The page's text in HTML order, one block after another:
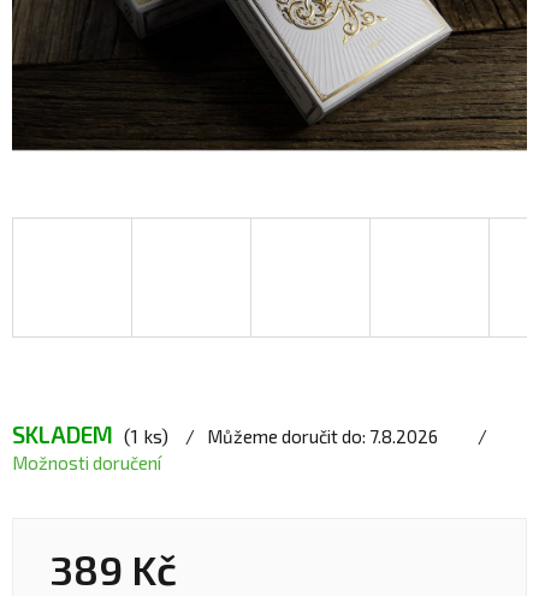
SKLADEM (1 ks) Můžeme doručit do: 7.8.2026
Možnosti doručení
389 Kč